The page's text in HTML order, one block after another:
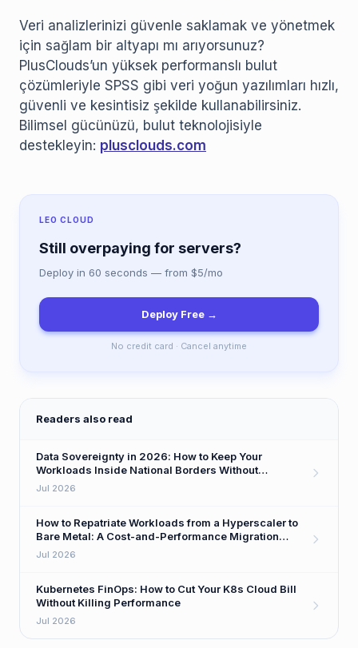
Veri analizlerinizi güvenle saklamak ve yönetmek
için sağlam bir altyapı mı arıyorsunuz?
PlusClouds’un yüksek performanslı bulut
çözümleriyle SPSS gibi veri yoğun yazılımları hızlı,
güvenli ve kesintisiz şekilde kullanabilirsiniz.
Bilimsel gücünüzü, bulut teknolojisiyle
destekleyin: plusclouds.com
LEO CLOUD
Still overpaying for servers?
Deploy in 60 seconds — from $5/mo
Deploy Free →
No credit card · Cancel anytime
Readers also read
Data Sovereignty in 2026: How to Keep Your
Workloads Inside National Borders Without
Sacrificing Performance
Jul 2026
How to Repatriate Workloads from a Hyperscaler to
Bare Metal: A Cost-and-Performance Migration
Playbook
Jul 2026
Kubernetes FinOps: How to Cut Your K8s Cloud Bill
Without Killing Performance
Jul 2026